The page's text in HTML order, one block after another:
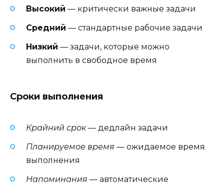
Высокий — критически важные задачи
Средний — стандартные рабочие задачи
Низкий — задачи, которые можно
выполнить в свободное время
Сроки выполнения
Крайний срок— дедлайн задачи
Планируемое время — ожидаемое время
выполнения
Напоминания — автоматические